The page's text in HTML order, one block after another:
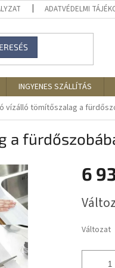
ADATVÉDELMI
INGYENES SZÁLLÍTÁS
vízálló tömítőszalag a
a
6
Változat